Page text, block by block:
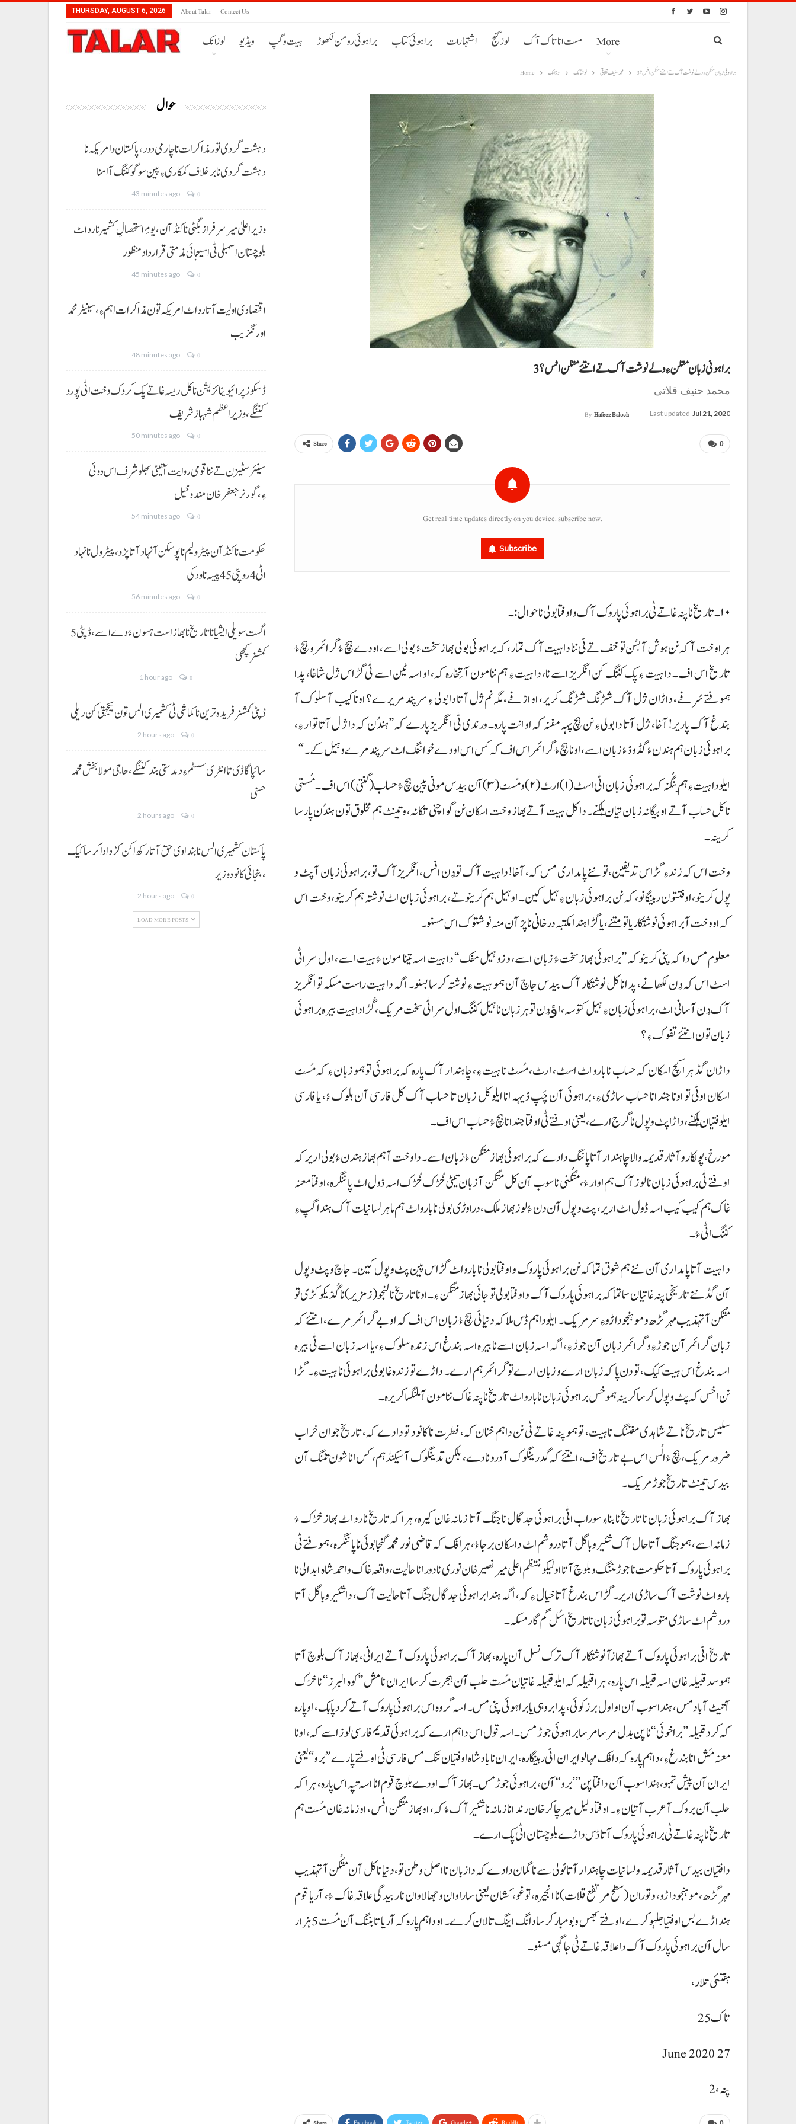
THURSDAY, AUGUST 6, 2026 About Talar Contect Us
لوزانک ویڈیو ہیت و گپ براہوئی رومن لکھوڑ براہوئی کتاب اشتہارات لوز گنج مست انا تاک آک More
Home لوزانک نوشتانک محمد حنیف قلاتی براہوئی زبان متکن ءِ ولے نوشت آک تے انتئے متکن افس؟ 3
براہوئی زبان متکن ءِ ولے نوشت آک تے انتئے متکن افس؟ 3
محمد حنیف قلاتی
By Hafeez Baloch Last updated Jul 21, 2020
0
Share
Get real time updates directly on you device, subscribe now.
Subscribe
۱۰۔ تاریخ نا پنہ غاتے ٹی براہوئی پاروک آک و اوفتا بولی نا حوال:۔
ہرا وخت آ کہ نن ہوش آ بسُن تو خف تے ٹی ننا دا ہیت آک تمار، کہ براہوئی بولی بھاز سخت ءُ بولی اسے، اودے ہچ ءُ گرائمر و ہچ ءُ
تاریخ اس اف۔ دا ہیت ءِ پک کننگ کن انگریز اسے نا، دا ہیت ءِ ہم ننا مون آ تِخارہ کہ، او اسہ ٹین اسے ٹی گڑاس ژل شاغا، پدا
ہموفتے سُرفے، داڑان ژل آک شڑنگ شڑنگ کریر، او ارّفے، مگہ نم ژل آتا دا بولی ءِ سرپند مریر ے؟ اونا کیب آ سلوک آ
بندغ آک پاریر! آخا، ژل آتا دا بولی ءِ نن ہچ پہہ مفنہ کہ او انت پارہ۔ ورندی ٹی انگریز پارے کہ ”ہندُن کہ دا ژ ل آتا توار ءِ،
براہوئی زبان ہم ہندن ءُ گڈ وڈ ءُ زبان اسے، اونا ہچ ءُ گرائمر اس اف کہ کس اس اود ے خواننگ اٹ سرپند مرے و ہیل کے۔“
ایلو داہیت ءِ ہم بنگُنہ کہ براہوئی زبان اٹی اسٹ(۱) ارٹ(۲) و مُسٹ(۳) آن بیدس مونی پین ہچ ءُ حساب (گنتی) اس اف۔ مُستی
نا کل حساب آتے او بیگانہ زبان تیان ہلکنے۔ دا کل ہیت آتے بھاز وخت اسکان نن گواچنی تکانہ، و تینٹ ہم مخلوق تون ہندُن پارسا
کرینہ۔
وخت اس کہ زند ءِ گڑاس تدیفین، تو ننے پامداری مس کہ، آخا! دا ہیت آک تو دُن افس، انگریزآک تو، براہوئی زبان آ پٹ و
پول کرینو، اوفتتون رہینگانو، کہ نن براہوئی زبان ءِ ہیل کین۔ او ہیل ہم کرینو تے، براہوئی زبان اٹ نوشتہ ہم کرینو، وخت اس
کہ او وخت آ براہوئی نوشتکار یا تو متنے، یا گڑا ہندا مکتبہ درخانی نا پڑ آن منہ نوشتوک اس مسنو۔
معلوم مس دا کہ پنی کرینو کہ ”براہوئی بھاز سخت ءُ زبان اسے، و زو ہیل مفک“ دا ہیت اسہ تینا مون ءُ ہیت اسے، اول سر اٹی
اسٹ اس کہ دُن لکھانے، پد انا کل نوشتکار آک بیدس جاچ آن ہمو ہیت ءِ نوشتہ کرسا بسنو۔ اگہ دا ہیت راست مسکہ تو انگریز
آک دُن آسانی اٹ، براہوئی زبان ءِ ہیل کتوسہ، اﺅ دُن تو ہر زبان نا ہیل کننگ اول سر اٹی سخت مریک، گُڑا دا ہیت بیرہ براہوئی
زبان تون انتئے تفوک ءِ؟
داڑان گڈ ہرا کچ اسکان کہ حساب نا بارو اٹ اسٹ، ارٹ، مُسٹ نا ہیت ءِ، چاہندار آک پارہ کہ براہوئی تو ہمو زبان ءِ کہ مُسٹ
اسکان اوٹی تو اونا جند انا حساب ساڑی ءِ، براہوئی آن چَپ ڈیہہ انا ایلو کل زبان تا حساب آک کل فارسی آن ہلوک ءُ، یا فارسی
ایلوفتیان ہلکنے، داڑا پٹ و پول نا گرج ارے، یعنی اوفتے ٹی اوفتا جند انا ہچ ءُ حساب اس اف۔
مورخ، پولکار و آثار قدیمہ والا چاہندار آتا پاننگ دادے کہ براہوئی بھا ز متکن ءُ زبان اسے۔ دا وخت آ ہم بھاز ہندن ءُ بولی اریر کہ
اوفتے ٹی براہوئی زبان نا لوز آک ہم اوار ءُ، مُتکُنی نا سوب آن کل مُتکن آ زبان تیٹی خُڑک خُڑک اسہ ڈول اٹ پاننگرہ، اوفتا معنہ
غاک ہم کیب کیب اسہ ڈول اٹ اریر، پٹ و پول آن دن ءُ لوز بھاز ملک، دراوڑی بولی نا بارو اٹ ہم ماہر لسانیات آک ہندا گپ ءِ
کننگ اٹی ءُ۔
د ا ہیت آتا پامداری آن ننے ہم شوق تما کہ نن براہوئی پاروک و اوفتا بولی نا بارو اٹ گڑاس پین پٹ و پول کین۔ جاچ و پٹ و پول
آن گڈ ننے تاریخی پنہ غاتیان سما تما کہ براہوئی پاروک آک و اوفتا بولی تو جائی بھاز مُتکن ءِ۔ اونا تاریخ نا لنجو (زمزیر) ناگُڈیکو کڑی تو
مُتکن آ تہذیب مہر گڑھ و موہنجوداڑو ءِ سر مریک۔ ایلو داہم ڈس ملاکہ دنیا ٹی ہچ ءُ زبان اس اف کہ او بے گرائمر مرے، انتئے کہ
زبان گرائمر آن جوڑ ءِ و گرائمر زبان آن جوڑ ءِ، اگہ اسہ زبان اسے نا بیرہ اسہ بندغ اس زندہ سلوک ءِ، یا اسہ زبان اسے ٹی بیرہ
اسہ بندغ اس ہیت کیک، تو دن پا کہ زبان ارے و زبان ارے تو گرائمر ہم ارے۔ داڑے تو زندہ غا بولی براہوئی نا ہیت ءِ۔ گڑا
نن اخس کہ پٹ و پول کرسا کرینہ ہموخس براہوئی زبان نا بارو اٹ تاریخ نا پنہ غاک ننا مون آ ملنگسا کریرہ۔
سلیس تاریخ نا تے شاہدی مفننگ ناہیت، تو ہمو پنہ غاتے ٹی نن داہم خنان کہ، فطرت نا کانود تو دادے کہ، تاریخ جوان خراب
ضرور مریک، ہچ ءُ الُس اس بے تاریخ اف، انتئے کہ گدرینگوک آ درو نا دے، بلکن تدینگوک آ سیکنڈ ہم، کس انا شون تننگ آن
بیدس تینٹ تاریخ جوڑ مریک۔
بھاز آک براہوئی زبان نا تاریخ نا بناءِ سوراب اٹی براہوئی جدگال نا جنگ آتا زمانہ غان کیرہ، ہرا کہ تاریخ نا رد اٹ بھاز خڑک ءُ
زمانہ اسے، ہمو جنگ آتا حال آک شئیر و باگل آتا دروشم اٹ داسکان برجا ءُ، ہرافک کہ قاضی نور محمد گنجابوئی نا پاننگرہ، ہموفتے ٹی
براہوئی پاروک آتا حکومت نا جوڑ مننگ و بلوچ آتا اولیکو منتظم اعلیٰ میر نصیر خان نوری نا دور انا حالیت، واقعہ غاک و احمد شاہ ابدالی نا
بارو اٹ نوشت آک ساڑی اریر۔ گڑاس بندغ آتا خیال ءِ کہ، اگہ ہندا براہوئی جدگال جنگ آتا حالیت آک، دا شئیر و باگل آتا
دروشم اٹ ساڑی متوسہ تو براہوئی زبان نا تاریخ اسُل گم گار مسکہ۔
تاریخ اٹی براہوئی پاروک آتے بھازآ نوشتکار آک ترک نسل آن پارہ، بھاز آک براہوئی پاروک آتے ایرانی، بھاز آک بلوچ آتا
ہمو سد قبیلہ غان اسہ قبیلہ اس پارہ، ہرا قبیلہ کہ ایلو قبیلہ غاتیان مُست حلب آن ہجرت کرسا ایران نا مش ”کوہ البرز“ نا خڑک
آتیٹ آباد مس، ہندا سوب آن او اول برزکوئی، پدا بروہی یا براہوئی پنی مس۔ اسہ گروہ اس براہوئی پاروک آتے کرد پاہک، او پارہ
کہ کرد قبیلہ ”براخوئی“ نا پن بدل مرسا مرسا براہوئی جوڑ مس۔ اسہ قول اس داہم ارے کہ براہوئی قدیم فارسی لوز اسے کہ، اونا
معنہ مَش انا بندغ ءِ، داہم پارہ کہ دافک مہالو ایران اٹی رہینگارہ، ایران نا بادشاہ اوفتیان تنک مس فارسی ٹی اوفتے پارے ”برو“ یعنی
ایران آن پیش تمبو، ہندا سوب آن دافتا پن ”’برو“ آن، براہوئی جوڑ مس۔ بھاز آک اودے بلوچ قوم انا اسہ تپہ اس پارہ، ہرا کہ
حلب آن بروک آ عرب آتیان ءِ۔ اوفتا دلیل میر چاکر خان رند انا زمانہ نا شئیر آک ءُ کہ، او بھاز مُتکن افس، او زمانہ غان مُست ہم
تاریخ نا پنہ غاتے ٹی براہوئی پاروک آتا ڈس داڑے بلوچستان اٹی پک ارے۔
دافتیان بیدس آثار قدیمہ و لسانیات چاہندار آتا ٹولی سے نا گمان دادے کہ دا زبان نا اصل وطن تو، دنیا نا کل آن متکُن آ تہذیب
مہر گڑھ، موہنجو داڑو، و توران (سطح مرتفع قلات) نا انجیرہ، توغو، کشان یعنی ساراوان و جھالاوان نا ربیدگی علاقہ غاک ءُ، آریا قوم
ہنداڑے بس اوفتیا جلہو کرے، اوفتے بھس و بومبار کرسا دانگ اینگ تالان کرے۔ او دا ہم پارہ کہ آریا تا بننگ آن مُست 5 ہزار
سال آن براہوئی پاروک آک دا علاقہ غاتے ٹی جاگہی مسنو۔
ہفتئی تلار،
تاک25
27 June 2020
پنہ، 2
حوال
دہشت گردی تور مذاکرات نا چارمی دور،پاکستان و امریکہ نا
دہشت گردی نا برخلاف کمکاری ءِ پین سوگو کننگ آ امنا
43 minutes ago 0
وزیراعلیٰ میر سرفراز بگٹی نا کنڈ آن،یومِ استحصالِ کشمیر نا رد اٹ
بلوچستان اسمبلی ٹی اسیجائی مذمتی قرارداد منظور
45 minutes ago 0
اقتصادی اولیت آتا رد اٹ امریکہ تون مذاکرات اہم ءِ،سینیٹر محمد
اورنگزیب
48 minutes ago 0
ڈسکوز پرائیویٹائزیشن نا کل ریسہ غاتے پک کروک وخت اٹی پورو
کننگے ،وزیراعظم شہباز شریف
50 minutes ago 0
سینئر سٹیزن تے ننا قومی روایت آتیٹی بھلو شرف اس دوئی
ءِ،گورنر جعفرخان مندوخیل
54 minutes ago 0
حکومت نا کنڈ آن پیٹرولیم نا پوسکن آ نہاد آتا پڑو،پیٹرول نا نہاد
اٹی 4 روپئی 45 پیسہ نا ودکی
56 minutes ago 0
5 اگست سویلی ایشیا نا تاریخ نا بھاز است ہسون ءُ دے اسے،ڈپٹی
کمشنر کچھی
1 hour ago 0
ڈپٹی کمشنر فریدہ ترین نا کماشی ٹی کشمیری الس تون یکجہتی کن ریلی
2 hours ago 0
سائپا گاڈی تا انٹری سسٹم ءِ دمدستی بند کننگے، حاجی مولا بخش محمد
حسنی
2 hours ago 0
پاکستان کشمیری الس نا بنداوی حق آتا رکھ اکن کڑد ادا کرسا کیک
،بنجائی کانودوزیر
2 hours ago 0
LOAD MORE POSTS